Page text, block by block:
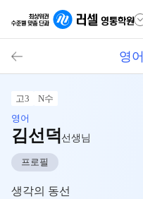
영어
고3
N수
영어
김선덕 선생님
프로필
생각의 동선